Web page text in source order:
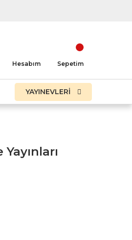
Hesabım Sepetim
YAYINEVLERİ